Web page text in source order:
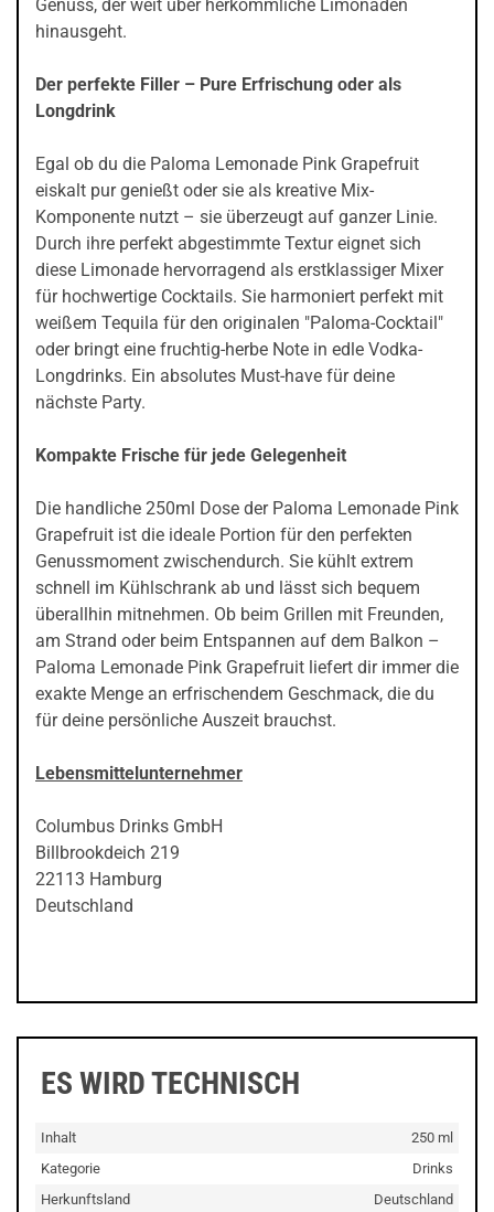
Genuss, der weit über herkömmliche Limonaden
hinausgeht.
Der perfekte Filler – Pure Erfrischung oder als
Longdrink
Egal ob du die Paloma Lemonade Pink Grapefruit
eiskalt pur genießt oder sie als kreative Mix-
Komponente nutzt – sie überzeugt auf ganzer Linie.
Durch ihre perfekt abgestimmte Textur eignet sich
diese Limonade hervorragend als erstklassiger Mixer
für hochwertige Cocktails. Sie harmoniert perfekt mit
weißem Tequila für den originalen "Paloma-Cocktail"
oder bringt eine fruchtig-herbe Note in edle Vodka-
Longdrinks. Ein absolutes Must-have für deine
nächste Party.
Kompakte Frische für jede Gelegenheit
Die handliche 250ml Dose der Paloma Lemonade Pink
Grapefruit ist die ideale Portion für den perfekten
Genussmoment zwischendurch. Sie kühlt extrem
schnell im Kühlschrank ab und lässt sich bequem
überallhin mitnehmen. Ob beim Grillen mit Freunden,
am Strand oder beim Entspannen auf dem Balkon –
Paloma Lemonade Pink Grapefruit liefert dir immer die
exakte Menge an erfrischendem Geschmack, die du
für deine persönliche Auszeit brauchst.
Lebensmittelunternehmer
Columbus Drinks GmbH
Billbrookdeich 219
22113 Hamburg
Deutschland
ES WIRD TECHNISCH
Inhalt
250 ml
Kategorie
Drinks
Herkunftsland
Deutschland